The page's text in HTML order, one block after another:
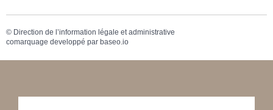
© Direction de l’information légale et administrative
comarquage developpé par baseo.io